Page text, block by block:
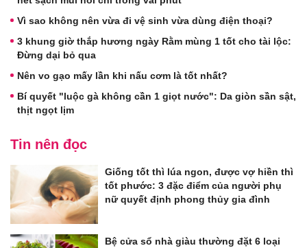
Vì sao không nên vừa đi vệ sinh vừa dùng điện thoại?
3 khung giờ thắp hương ngày Rằm mùng 1 tốt cho tài lộc:
Đừng dại bỏ qua
Nên vo gạo mấy lần khi nấu cơm là tốt nhất?
Bí quyết "luộc gà không cần 1 giọt nước": Da giòn sần sật,
thịt ngọt lịm
Tin nên đọc
Giống tốt thì lúa ngon, được vợ hiền thì
tốt phước: 3 đặc điểm của người phụ
nữ quyết định phong thủy gia đình
Bệ cửa sổ nhà giàu thường đặt 6 loại